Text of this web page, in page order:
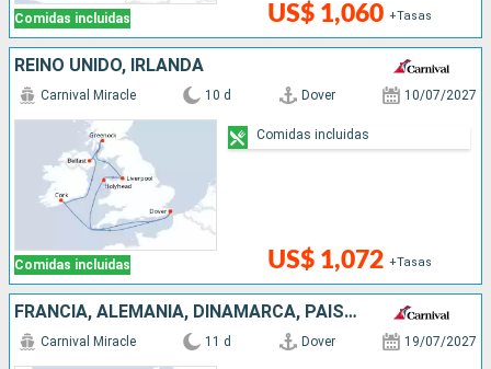
Comidas incluidas US$ 1,060 +Tasas
REINO UNIDO, IRLANDA
Comidas incluidas
Carnival Miracle 10 d Dover 10/07/2027
US$ 1,072 +Tasas
Comidas incluidas
FRANCIA, ALEMANIA, DINAMARCA, PAISES BAJOS, REINO UNIDO
Carnival Miracle 11 d Dover 19/07/2027